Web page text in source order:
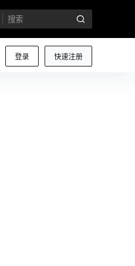
登录 快速注册